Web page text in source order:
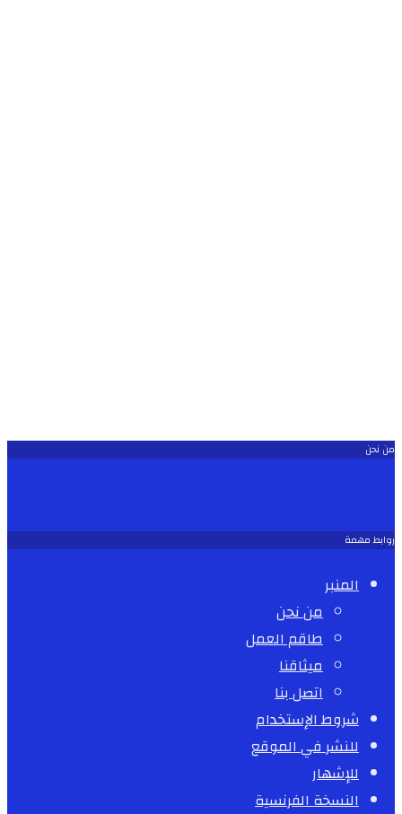
من نحن
روابط مهمة
المنبر
من نحن
طاقم العمل
ميثاقنا
اتصل بنا
شروط الإستخدام
للنشر في الموقع
للإشهار
النسخة الفرنسية